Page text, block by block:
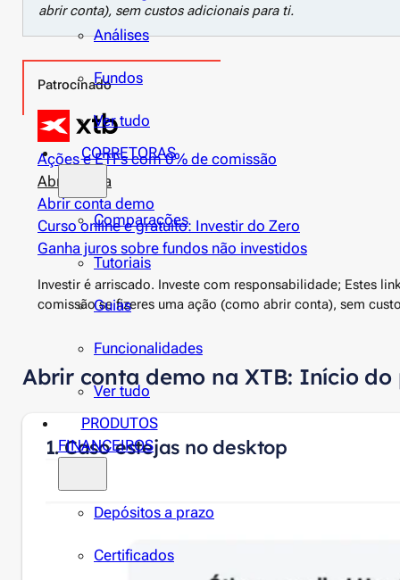
Análises
Fundos
Ver tudo
CORRETORAS
Comparações
Tutoriais
Guias
Funcionalidades
Ver tudo
PRODUTOS
FINANCEIROS
Depósitos a prazo
Certificados
abrir conta), sem custos adicionais para ti.
Patrocinado
Ações e ETFs com 0% de comissão
Abrir conta
Abrir conta demo
Curso online e gratuito: Investir do Zero
Ganha juros sobre fundos não investidos
Investir é arriscado. Investe com responsabilidade; Estes
comissão se fizeres uma ação (como abrir conta), sem
Abrir conta demo na XTB: Início do
1. Caso estejas no desktop